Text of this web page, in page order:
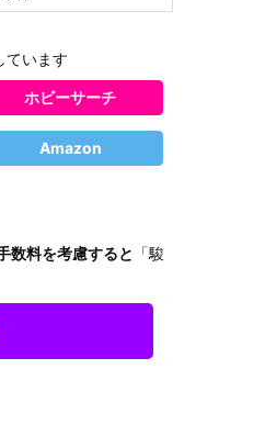
ています
ホビーサーチ
Amazon
数料を考慮すると 「駿